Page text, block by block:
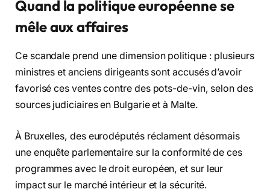
Quand la politique européenne se
mêle aux affaires
Ce scandale prend une dimension politique : plusieurs
ministres et anciens dirigeants sont accusés d’avoir
favorisé ces ventes contre des pots-de-vin, selon des
sources judiciaires en Bulgarie et à Malte.
À Bruxelles, des eurodéputés réclament désormais
une enquête parlementaire sur la conformité de ces
programmes avec le droit européen, et sur leur
impact sur le marché intérieur et la sécurité.